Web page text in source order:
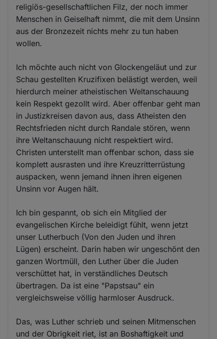
religiös-gesellschaftlichen Filz, der noch immer
Menschen in Geiselhaft nimmt, die mit dem Unsinn
aus der Bronzezeit nichts mehr zu tun haben
wollen.
Ich möchte auch nicht von Glockengeläut und zur
Schau gestellten Kruzifixen belästigt werden, weil
hierdurch meiner atheistischen Weltanschauung
kein Respekt gezollt wird. Aber offenbar geht man
in Justizkreisen davon aus, dass Atheisten den
Rechtsfrieden nicht durch Randale stören, wenn
ihre Weltanschauung nicht respektiert wird.
Christen unterstellt man offenbar schon, dass sie
komplett ausrasten und ihre Kreuzritterrüstung
auspacken, wenn jemand ihnen ihren eigenen
Unsinn vor Augen hält.
Ich bin gespannt, ob sich ein Mitglied der
evangelischen Kirche beleidigt fühlt, wenn jetzt
unser Lutherbuch (Von den Juden und ihren
Lügen) erscheint. Darin haben wir ungeschönt den
ganzen Wortmüll, den Luther über die Juden
verschüttet hat, in verständliches Deutsch
übertragen. Da ist eine "Papstsau" ein
vergleichsweise völlig harmloser Ausdruck.
Das, was Luther schrieb und seinen Mitmenschen
und der Obrigkeit riet, ist an Boshaftigkeit und